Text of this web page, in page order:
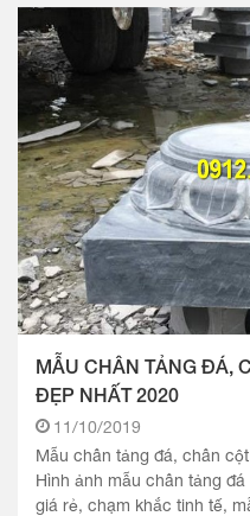
MẪU CHÂN TẢNG ĐÁ,
ĐẸP NHẤT 2020
11/10/2019
Mẫu chân tảng đá, chân
Hình ảnh mẫu chân tảng
giá rẻ, chạm khắc tinh tế,